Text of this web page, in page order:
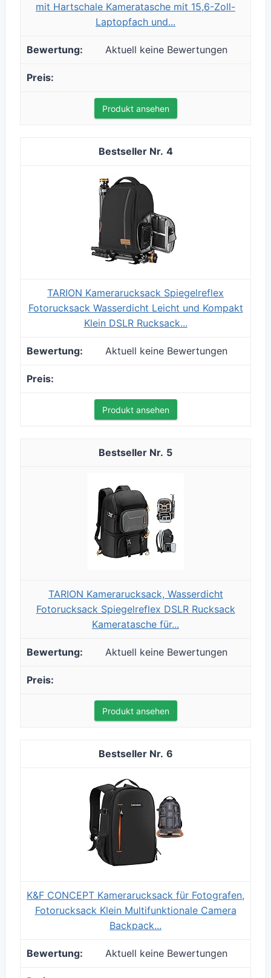
mit Hartschale Kameratasche mit 15,6-Zoll-
Laptopfach und...
Aktuell keine Bewertungen
Produkt ansehen
4
TARION Kamerarucksack Spiegelreflex
Fotorucksack Wasserdicht Leicht und Kompakt
Klein DSLR Rucksack...
Aktuell keine Bewertungen
Produkt ansehen
5
TARION Kamerarucksack, Wasserdicht
Fotorucksack Spiegelreflex DSLR Rucksack
Kameratasche für...
Aktuell keine Bewertungen
Produkt ansehen
6
K&F CONCEPT Kamerarucksack für Fotografen,
Fotorucksack Klein Multifunktionale Camera
Backpack...
Aktuell keine Bewertungen